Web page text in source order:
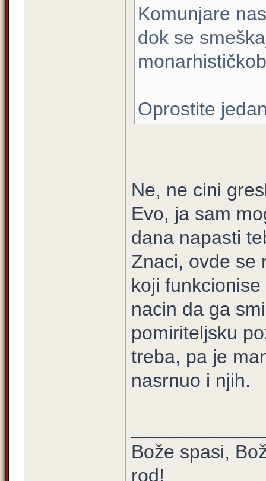
Komunjare
dok se
Oprostite
Ne, ne cini
Evo, ja sam
dana napasti
Znaci, ovde se
koji
nacin da ga
pomiriteljsku
treba, pa je
nasrnuo i njih.
Bože spasi,
rod!